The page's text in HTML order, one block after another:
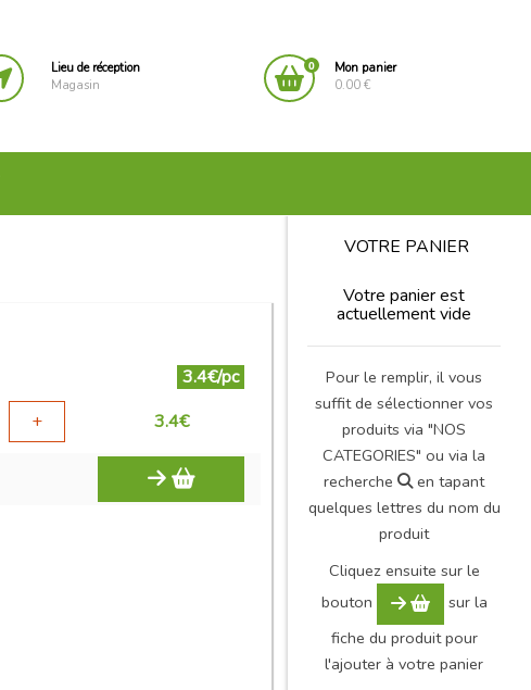
Lieu de réception
Magasin
0
Mon panier
0.00 €
3.4€/pc
+ 3.4€
VOTRE PANIER
Votre panier est
actuellement vide
Pour le remplir, il vous
suffit de sélectionner vos
produits via "NOS
CATEGORIES" ou via la
recherche
en tapant
quelques lettres du nom du
produit
Cliquez ensuite sur le
bouton
sur la
fiche du produit pour
l'ajouter à votre panier